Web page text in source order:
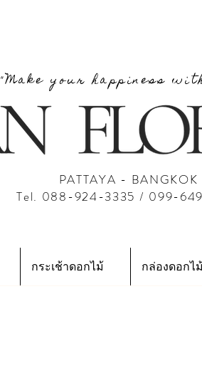
"Make your happiness
PATTAYA - BANGKOK
Tel. 088-924-3335 / 099-
กระเช้าดอกไม้ กล่องดอกไม้